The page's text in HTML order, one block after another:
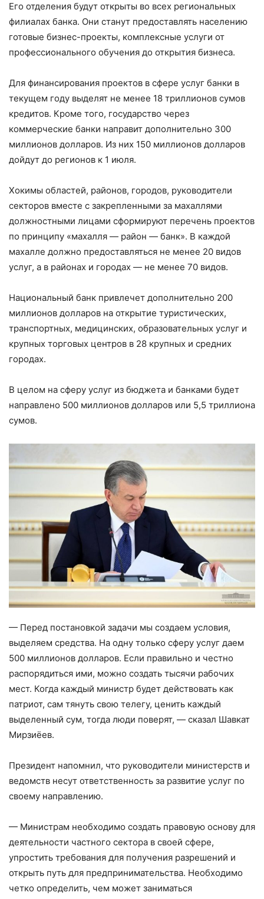
Его отделения будут открыты во всех региональных
филиалах банка. Они станут предоставлять населению
готовые бизнес-проекты, комплексные услуги от
профессионального обучения до открытия бизнеса.
Для финансирования проектов в сфере услуг банки в
текущем году выделят не менее 18 триллионов сумов
кредитов. Кроме того, государство через
коммерческие банки направит дополнительно 300
миллионов долларов. Из них 150 миллионов долларов
дойдут до регионов к 1 июля.
Хокимы областей, районов, городов, руководители
секторов вместе с закрепленными за махаллями
должностными лицами сформируют перечень проектов
по принципу «махалля — район — банк». В каждой
махалле должно предоставляться не менее 20 видов
услуг, а в районах и городах — не менее 70 видов.
Национальный банк привлечет дополнительно 200
миллионов долларов на открытие туристических,
транспортных, медицинских, образовательных услуг и
крупных торговых центров в 28 крупных и средних
городах.
В целом на сферу услуг из бюджета и банками будет
направлено 500 миллионов долларов или 5,5 триллиона
сумов.
— Перед постановкой задачи мы создаем условия,
выделяем средства. На одну только сферу услуг даем
500 миллионов долларов. Если правильно и честно
распорядиться ими, можно создать тысячи рабочих
мест. Когда каждый министр будет действовать как
патриот, сам тянуть свою телегу, ценить каждый
выделенный сум, тогда люди поверят, — сказал Шавкат
Мирзиёев.
Президент напомнил, что руководители министерств и
ведомств несут ответственность за развитие услуг по
своему направлению.
— Министрам необходимо создать правовую основу для
деятельности частного сектора в своей сфере,
упростить требования для получения разрешений и
открыть путь для предпринимательства. Необходимо
четко определить, чем может заниматься